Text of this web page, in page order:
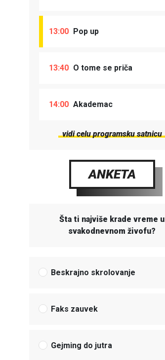
13:00 Pop up
13:40 O tome se priča
14:00 Akademac
vidi celu programsku satnicu
ANKETA
Šta ti najviše krade vreme u
svakodnevnom živofu?
Beskrajno skrolovanje
Faks zauvek
Gejming do jutra